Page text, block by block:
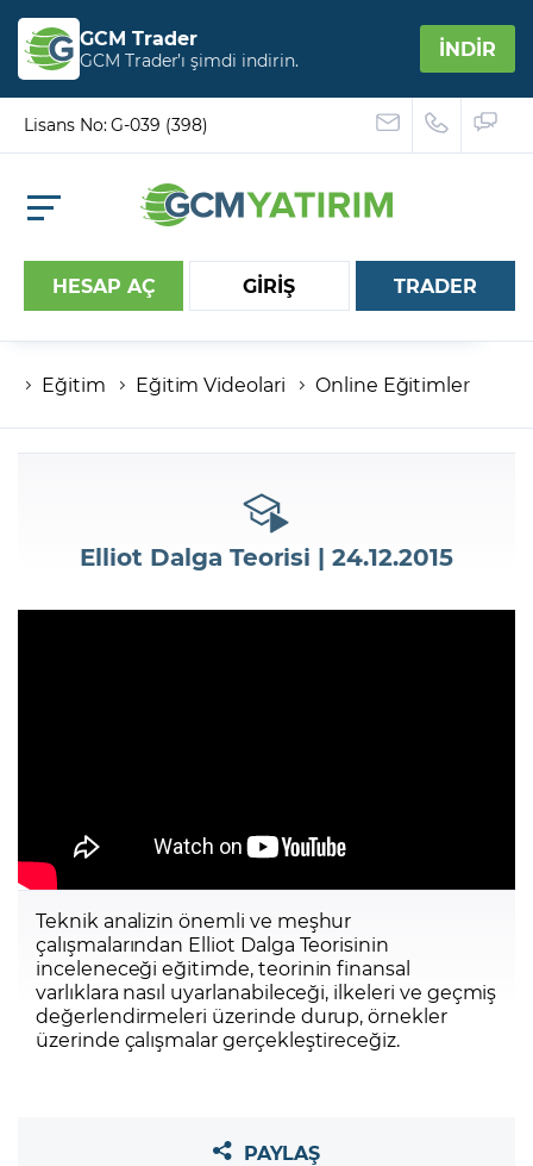
GCM Trader
GCM Trader’ı şimdi indirin. İNDİR
Lisans No: G-039 (398)
HESAP AÇ GİRİŞ
Hesap numaranız
Şifreniz
TRADER
Eğitim Eğitim Videolari Online Eğitimler
Elliot Dalga Teorisi | 24.12.2015
Teknik analizin önemli ve meşhur
çalışmalarından Elliot Dalga Teorisinin
inceleneceği eğitimde, teorinin finansal
varlıklara nasıl uyarlanabileceği, ilkeleri ve geçmiş
değerlendirmeleri üzerinde durup, örnekler
üzerinde çalışmalar gerçekleştireceğiz.
PAYLAŞ